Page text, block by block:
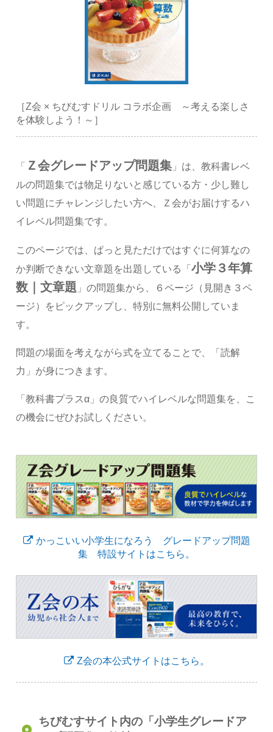
［Z会 × ちびむすドリル コラボ企画 ～考える楽しさ
を体験しよう！～］
「 Ｚ会グレードアップ問題集 」は、教科書レベ
ルの問題集では物足りないと感じている方・少し難し
い問題にチャレンジしたい方へ、Ｚ会がお届けするハ
イレベル問題集です。
このページでは、ぱっと見ただけではすぐに何算なの
か判断できない文章題を出題している「小学３年算
数｜文章題 」の問題集から、６ページ（見開き３ペ
ージ）をピックアップし、特別に無料公開していま
す。
問題の場面を考えながら式を立てることで、「読解
力」が身につきます。
「教科書プラスα」の良質でハイレベルな問題集を、こ
の機会にぜひお試しください。
かっこいい小学生になろう グレードアップ問題
集 特設サイトはこちら。
Z会の本公式サイトはこちら。
ちびむすサイト内の「小学生グレードア